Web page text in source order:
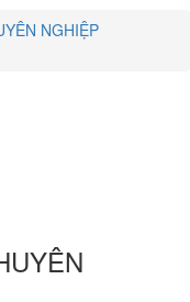
NGHIỆP